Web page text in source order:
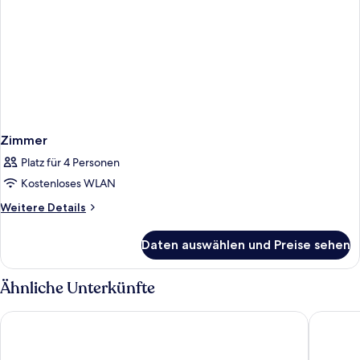
Zimmer
Platz für 4 Personen
Kostenloses WLAN
Weitere Details
Weitere
Daten auswählen und Preise sehen
Ähnliche Unterkünfte
ibis Duesseldorf Airport Maritim